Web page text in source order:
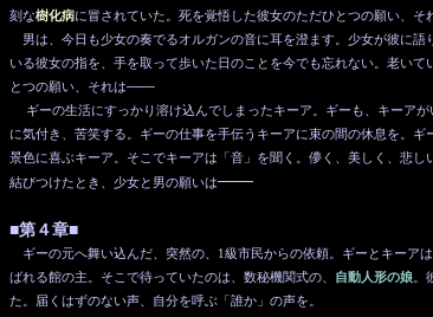
刻な樹化病に冒されていた。死を覚悟した彼女のただひとつの願い、
男は、今日も少女の奏でるオルガンの音に耳を澄ます。少女が彼に語
いる彼女の指を、手を取って歩いた日のことを今でも忘れない。老い
とつの願い、それは───
ギーの生活にすっかり溶け込んでしまったキーア。ギーも、キーア
に気付き、苦笑する。ギーの仕事を手伝うキーアに束の間の休息を。
景色に喜ぶキーア。そこでキーアは「音」を聞く。儚く、美しく、悲
結びつけたとき、少女と男の願いは───
■第４章■
ギーの元へ舞い込んだ、突然の、1級市民からの依頼。ギーとキーア
ばれる館の主。そこで待っていたのは、数秘機関式の、 自動人形の娘。
た。届くはずのない声、自分を呼ぶ「誰か」の声を。